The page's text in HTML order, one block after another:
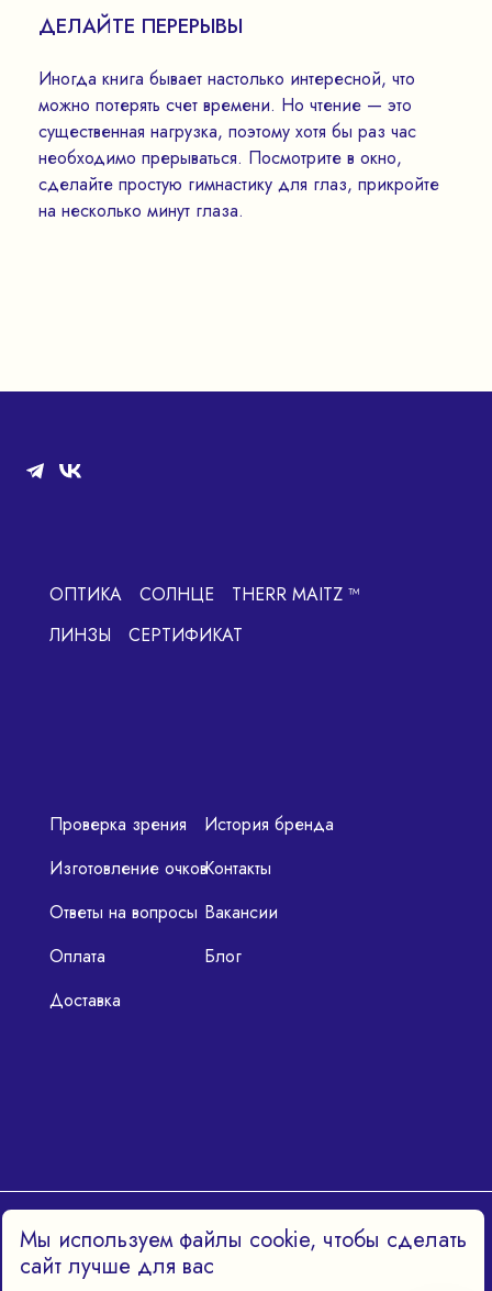
ДЕЛАЙТЕ ПЕРЕРЫВЫ
Иногда книга бывает настолько интересной, что
можно потерять счет времени. Но чтение — это
существенная нагрузка, поэтому хотя бы раз час
необходимо прерываться. Посмотрите в окно,
сделайте простую гимнастику для глаз, прикройте
на несколько минут глаза.
ОПТИКА СОЛНЦЕ
THERR MAITZ ™
ЛИНЗЫ
СЕРТИФИКАТ
Проверка зрения
Изготовление очков
Ответы на вопросы
Оплата
Доставка
История бренда
Контакты
Вакансии
Блог
Политика конфиденциальности
Мы используем файлы cookie, чтобы сделать
сайт лучше для вас